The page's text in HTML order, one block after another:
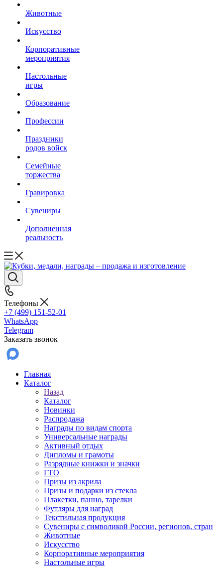
Животные
Искусство
Корпоративные
мероприятия
Настольные
игры
Образование
Профессии
Праздники
родов войск
Семейные
торжества
Гравировка
Сувениры
Дополненная
реальность
Телефоны
+7 (499) 151-52-01
WhatsApp
Telegram
Заказать звонок
Главная
Каталог
Назад
Каталог
Новинки
Распродажа
Награды по видам спорта
Универсальные награды
Активный отдых
Дипломы и грамоты
Разрядные книжки и значки
ГТО
Призы из акрила
Призы и подарки из стекла
Плакетки, панно, тарелки
Футляры для наград
Текстильная продукция
Сувениры с символикой России, регионов, стран
Животные
Искусство
Корпоративные мероприятия
Настольные игры